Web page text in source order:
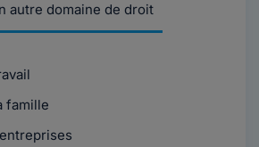
autre domaine de droit
famille